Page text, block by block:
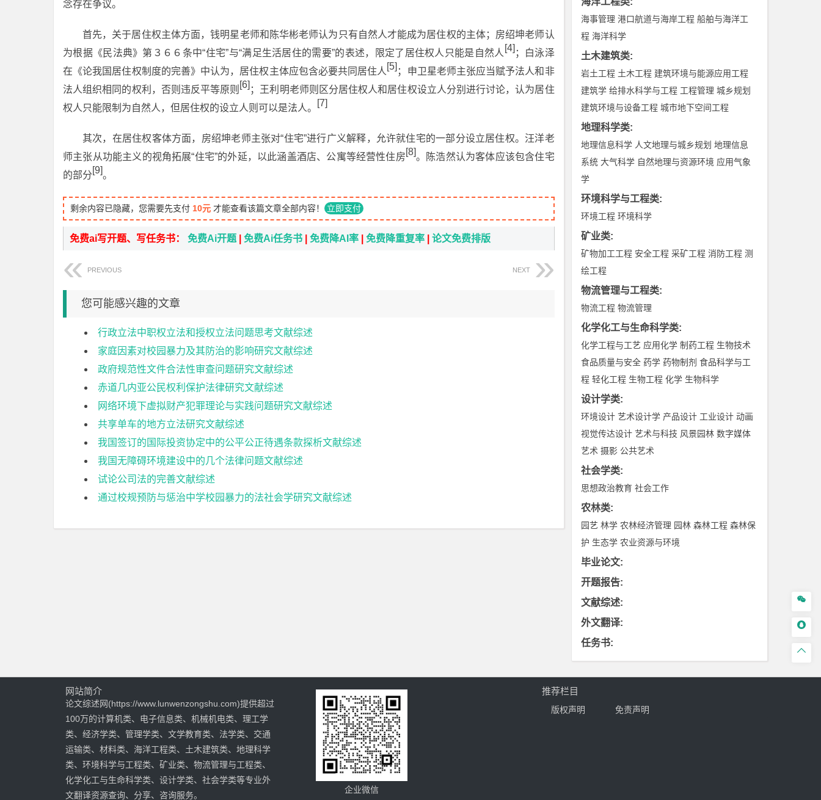
念存在争议。
首先，关于居住权主体方面，钱明星老师和陈华彬老师认为只有自然人才能成为居住权的主体；房绍坤老师认
为根据《民法典》第３６６条中“住宅”与“满足生活居住的需要”的表述，限定了居住权人只能是自然人 [4]；白泳泽
在《论我国居住权制度的完善》中认为，居住权主体应包含必要共同居住人 [5] ；申卫星老师主张应当赋予法人和非
法人组织相同的权利，否则违反平等原则 [6] ；王利明老师则区分居住权人和居住权设立人分别进行讨论，认为居住
权人只能限制为自然人，但居住权的设立人则可以是法人。
[7]
其次，在居住权客体方面，房绍坤老师主张对“住宅”进行广义解释，允许就住宅的一部分设立居住权。汪洋老
师主张从功能主义的视角拓展“住宅”的外延，以此涵盖酒店、公寓等经营性住房[8]。陈浩然认为客体应该包含住宅
的部分[9]。
剩余内容已隐藏，您需要先支付 10元 才能查看该篇文章全部内容！ 立即支付
免费ai写开题、写任务书： 免费Ai开题 免费Ai任务书 免费降AI率 免费降重复率 论文免费排版
PREVIOUS NEXT
您可能感兴趣的文章
行政立法中职权立法和授权立法问题思考文献综述
家庭因素对校园暴力及其防治的影响研究文献综述
政府规范性文件合法性审查问题研究文献综述
赤道几内亚公民权利保护法律研究文献综述
网络环境下虚拟财产犯罪理论与实践问题研究文献综述
共享单车的地方立法研究文献综述
我国签订的国际投资协定中的公平公正待遇条款探析文献综述
我国无障碍环境建设中的几个法律问题文献综述
试论公司法的完善文献综述
通过校规预防与惩治中学校园暴力的法社会学研究文献综述
海事管理 港口航道与海岸工程 船舶与海洋工
程 海洋科学
土木建筑类:
岩土工程 土木工程 建筑环境与能源应用工程
建筑学 给排水科学与工程 工程管理 城乡规划
建筑环境与设备工程 城市地下空间工程
地理科学类:
地理信息科学 人文地理与城乡规划 地理信息
系统 大气科学 自然地理与资源环境 应用气象
学
环境科学与工程类:
环境工程 环境科学
矿业类:
矿物加工工程 安全工程 采矿工程 消防工程 测
绘工程
物流管理与工程类:
物流工程 物流管理
化学化工与生命科学类:
化学工程与工艺 应用化学 制药工程 生物技术
食品质量与安全 药学 药物制剂 食品科学与工
程 轻化工程 生物工程 化学 生物科学
设计学类:
环境设计 艺术设计学 产品设计 工业设计 动画
视觉传达设计 艺术与科技 风景园林 数字媒体
艺术 摄影 公共艺术
社会学类:
思想政治教育 社会工作
农林类:
园艺 林学 农林经济管理 园林 森林工程 森林保
护 生态学 农业资源与环境
毕业论文:
开题报告:
文献综述:
外文翻译:
任务书:



网站简介
论文综述网(https://www.lunwenzongshu.com)提供超过
100万的计算机类、电子信息类、机械机电类、理工学
类、经济学类、管理学类、文学教育类、法学类、交通
运输类、材料类、海洋工程类、土木建筑类、地理科学
类、环境科学与工程类、矿业类、物流管理与工程类、
化学化工与生命科学类、设计学类、社会学类等专业外
文翻译资源查询、分享、咨询服务。
企业微信
推荐栏目
版权声明 免责声明